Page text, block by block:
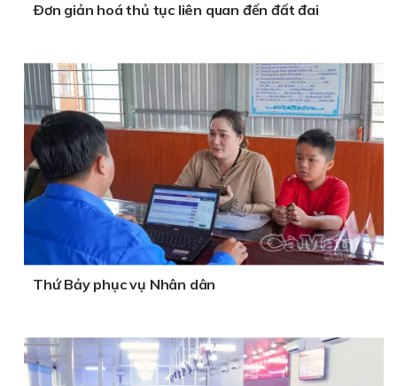
Ðơn giản hoá thủ tục liên quan đến đất đai
Thứ Bảy phục vụ Nhân dân